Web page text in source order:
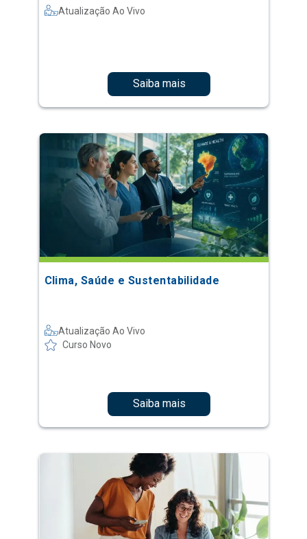
Atualização Ao Vivo
Saiba mais
Clima, Saúde e Sustentabilidade
Atualização Ao Vivo
Curso Novo
Saiba mais